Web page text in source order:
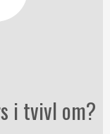
i tvivl om?